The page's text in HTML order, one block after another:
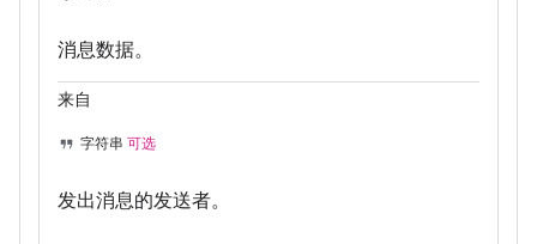
消息数据。
来自
字符串 可选
发出消息的发送者。